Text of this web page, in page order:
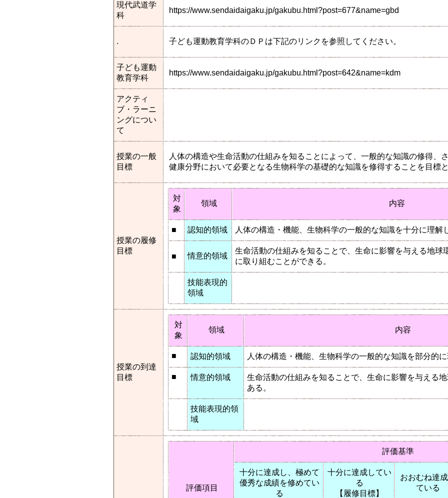
現代武道学
科
https://www.sendaidaigaku.jp/gakubu.html?post=677&name=gbd
. 子ども運動教育学科のＤＰは下記のリンクを参照してください。
子ども運動
教育学科
https://www.sendaidaigaku.jp/gakubu.html?post=642&name=kdm
アクティ
ブ・ラーニ
ングについ
て
授業の一般
目標
人体の構造や生命活動の仕組みを知ることによって、一般的な知識の修得、
健康分野において必要となる生物科学の基礎的な知識を修得することを目標
授業の履修
目標
対
象
領域 内容
■ 認知的領域 人体の構造・機能、生物科学の一般的な知識を十分に理解
■ 情意的領域
生命活動の仕組みを知ることで、生命に影響を与える地球
に取り組むことができる。
技能表現的
領域
授業の到達
目標
対
象
領域 内容
■ 認知的領域 人体の構造・機能、生物科学の一般的な知識を部分的
■ 情意的領域
生命活動の仕組みを知ることで、生命に影響を与える
ある。
技能表現的領
域
評価項目
評価基準
十分に達成し、極めて
優秀な成績を修めてい
る
十分に達成してい
る
【履修目標】
おおむね達
ている